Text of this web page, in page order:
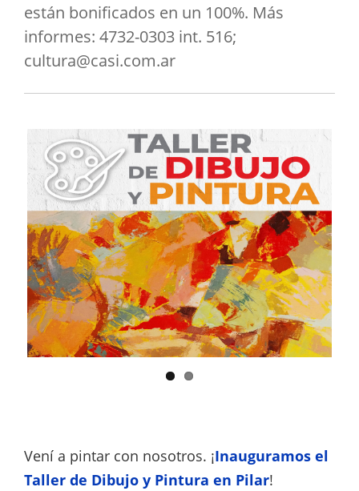
están bonificados en un 100%. Más
informes: 4732-0303 int. 516;
cultura@casi.com.ar
Vení a pintar con nosotros. ¡Inauguramos el
Taller de Dibujo y Pintura en Pilar!